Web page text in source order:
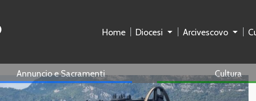
Home Diocesi Arcivescovo
Annuncio e Sacramenti Cultura